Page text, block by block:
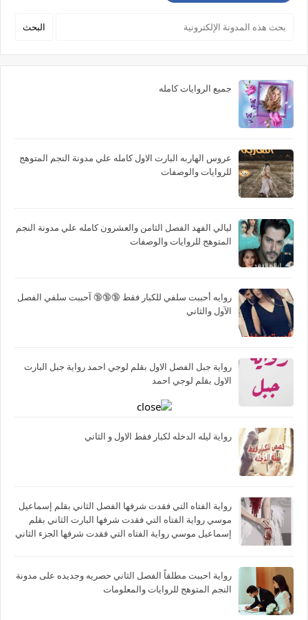
جميع الروايات كامله
عروس الهاربه البارت الاول كامله علي مدونة النجم المتوهج
للروايات والوصفات
ليالي الفهد الفصل الثامن والعشرون كامله علي مدونة النجم
المتوهج للروايات والوصفات
روايه أحببت سلفي للكبار فقط 🔞🔞🔞 آحببت سلفي الفصل
الآول والثاني
رواية جبل الفصل الاول بقلم لوجي احمد رواية جبل البارت
الاول بقلم لوجي احمد
رواية ليله الدخله لكبار فقط الاول و الثاني
رواية الفتاه التي فقدت شرفها الفصل الثاني بقلم إسماعيل
موسي رواية الفتاه التي فقدت شرفها البارت الثاني بقلم
إسماعيل موسي رواية الفتاه التي فقدت شرفها الجزء الثاني
رواية احببت مطلقاً الفصل الثاني حصريه وجديده على مدونة
النجم المتوهج للروايات والمعلومات